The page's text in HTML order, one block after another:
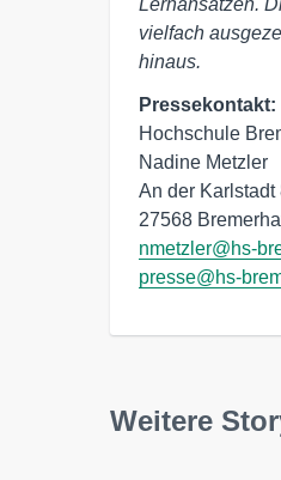
Lernansätzen.
vielfach
hinaus.
Pressekontakt:
Hochschule
Nadine Metzler
An der Karlstadt
nmetzler@hs-
presse@hs-
Weitere